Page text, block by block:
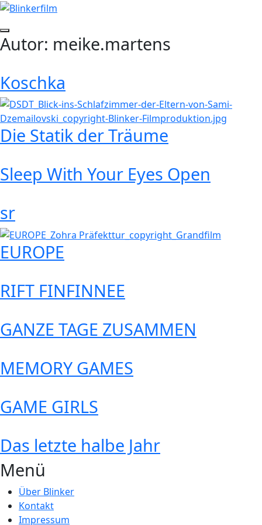
Zum
springen
Seitenleiste
umschalten
Autor: meike.martens
Weiterlesen
→
Koschka
Weiterlesen
→
Die Statik der Träume
Weiterlesen
→
Sleep With Your Eyes Open
Weiterlesen
→
sr
Weiterlesen
→
EUROPE
Weiterlesen
→
RIFT FINFINNEE
Weiterlesen
→
GANZE TAGE ZUSAMMEN
Weiterlesen
→
MEMORY GAMES
Weiterlesen
→
GAME GIRLS
Weiterlesen
→
Das letzte halbe Jahr
Menü
Über Blinker
Kontakt
Impressum